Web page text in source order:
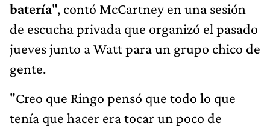
batería", contó McCartney en una sesión
de escucha privada que organizó el pasado
jueves junto a Watt para un grupo chico de
gente.
"Creo que Ringo pensó que todo lo que
tenía que hacer era tocar un poco de